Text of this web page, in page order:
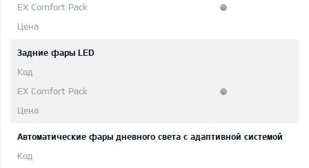
Задние фары LED
Автоматические фары дневного света с адаптивной системой